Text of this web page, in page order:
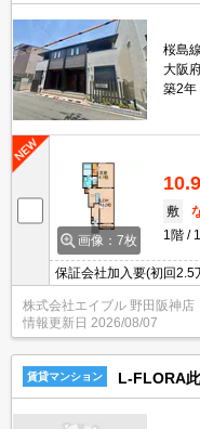
桜島
大阪
築2年
画像：7枚
10.9
敷
1階
保証会社加入要(初回2.5
株式会社エイブル 野田阪神店
情報更新日 2026/08/07
賃貸マンション L-FLORA